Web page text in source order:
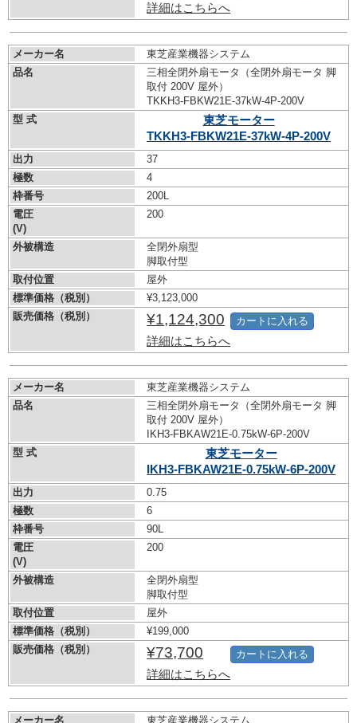
詳細はこちらへ
メーカー名
東芝産業機器システム
品名
三相全閉外扇モータ（全閉外扇モータ 脚
取付 200V 屋外）
TKKH3-FBKW21E-37kW-4P-200V
型 式
東芝モーター
TKKH3-FBKW21E-37kW-4P-200V
出力
37
極数
4
枠番号
200L
電圧
(V)
200
外被構造
全閉外扇型
脚取付型
取付位置
屋外
標準価格（税別）
¥3,123,000
販売価格（税別）
¥1,124,300
詳細はこちらへ
カートに入れる
メーカー名
東芝産業機器システム
品名
三相全閉外扇モータ（全閉外扇モータ 脚
取付 200V 屋外）
IKH3-FBKAW21E-0.75kW-6P-200V
型 式
東芝モーター
IKH3-FBKAW21E-0.75kW-6P-200V
出力
0.75
極数
6
枠番号
90L
電圧
(V)
200
外被構造
全閉外扇型
脚取付型
取付位置
屋外
標準価格（税別）
¥199,000
販売価格（税別）
¥73,700
詳細はこちらへ
カートに入れる
メーカー名
東芝産業機器システム